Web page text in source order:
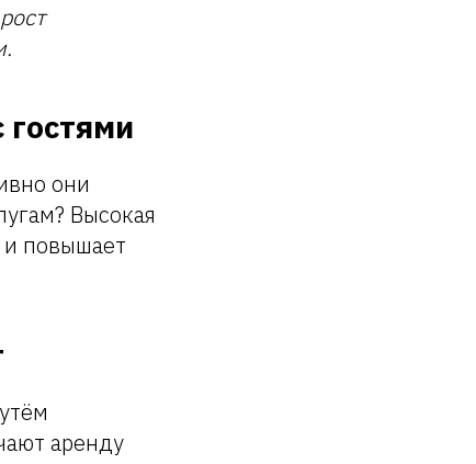
они
Высокая
и повышает
аренду